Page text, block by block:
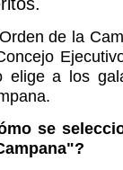
de la
elige a los
se